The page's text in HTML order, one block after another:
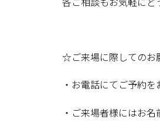
☆ご来場に際しての
・お電話にてご予約
・ご来場者様にはお名